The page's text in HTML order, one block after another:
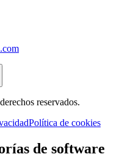
reservados.
Política de cookies
de software